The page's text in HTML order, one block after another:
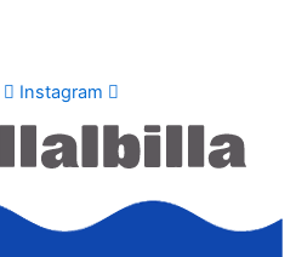
Instagram